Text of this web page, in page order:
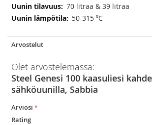
70 litraa & 39 litraa
50-315 ⁰C
Arvostelut
Olet arvostelemassa:
Steel Genesi 100 kaasuliesi
sähköuunilla, Sabbia
Arviosi
Rating